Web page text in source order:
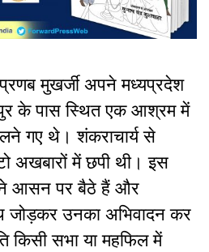
प्रणब मुखर्जी अपने मध्यप्रदेश
के पास स्थित एक आश्रम में
गए थे। शंकराचार्य से
अखबारों में छपी थी। इस
आसन पर बैठे हैं और
जोड़कर उनका अभिवादन कर
किसी सभा या महफिल में